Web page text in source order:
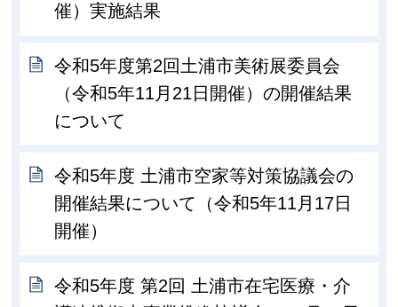
催）実施結果
令和5年度第2回土浦市美術展委員会
（令和5年11月21日開催）の開催結果
について
令和5年度 土浦市空家等対策協議会の
開催結果について（令和5年11月17日
開催）
令和5年度 第2回 土浦市在宅医療・介